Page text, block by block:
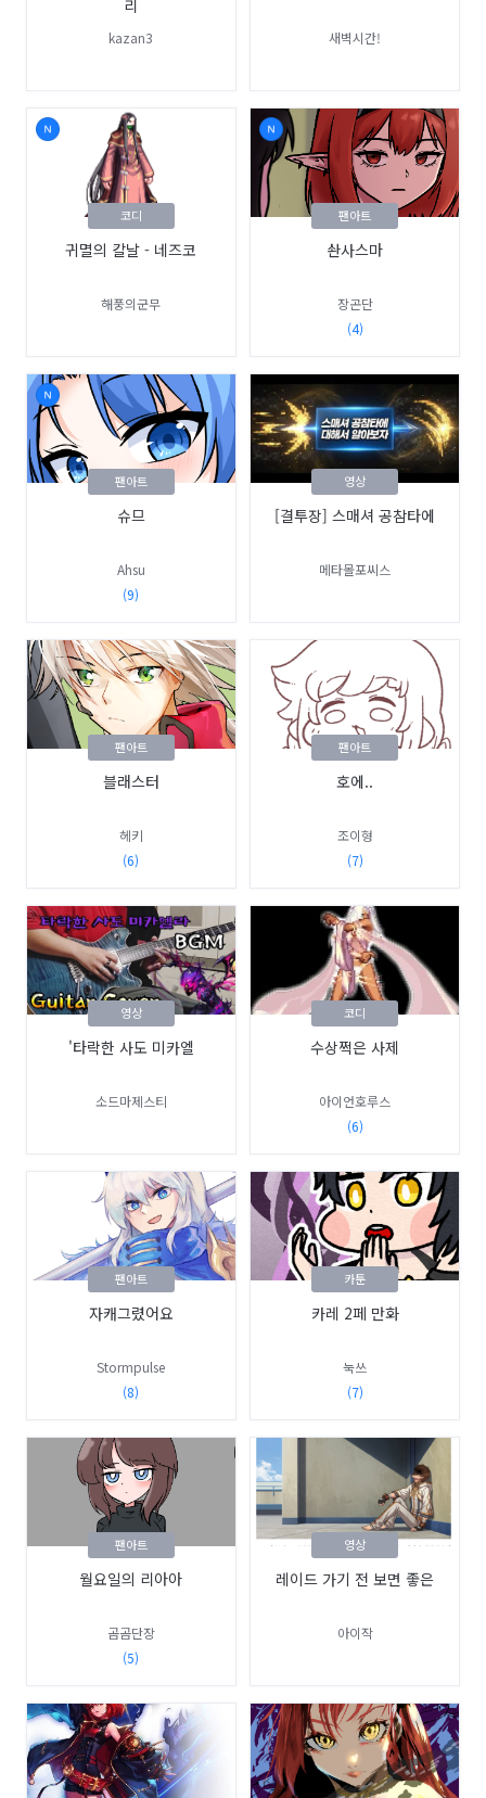
리
kazan3 새벽시간!
귀멸의 칼날 - 네즈코
해풍의군무
코디
솬사스마
장곤단
(4)
팬아트
슈므
Ahsu
(9)
팬아트
[결투장] 스매셔 공참타에
메타몰포씨스
영상
블래스터
헤키
(6)
팬아트
호에..
조이형
(7)
팬아트
'타락한 사도 미카엘
소드마제스티
영상
수상쩍은 사제
아이언호루스
(6)
코디
자캐그렸어요
Stormpulse
(8)
팬아트
카레 2페 만화
눅쓰
(7)
카툰
월요일의 리아아
곰곰단장
(5)
팬아트
레이드 가기 전 보면 좋은
아이작
영상